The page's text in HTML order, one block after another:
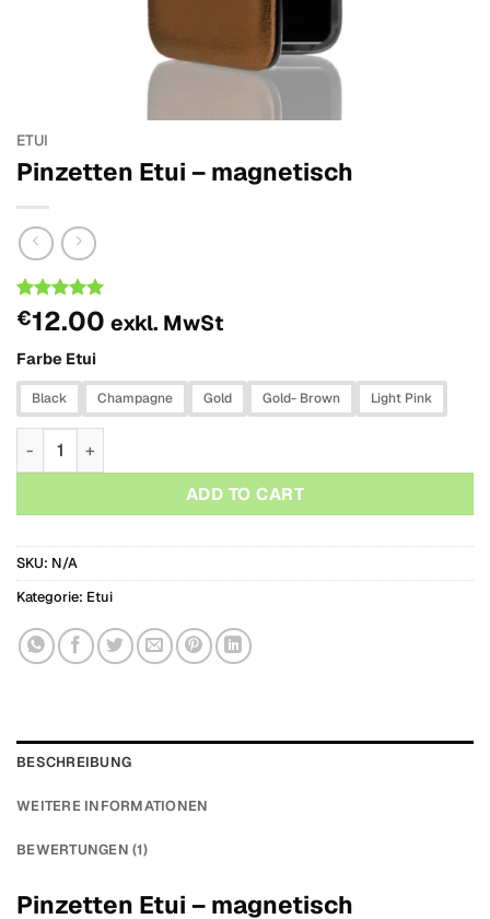
ETUI
Pinzetten Etui – magnetisch
Bemessungs
- 5out of
5 based on
1
customer
rating
€12.00 exkl. MwSt
Farbe Etui
Black Champagne Gold Gold- Brown Light Pink
Pinzetten Etui - magnetisch Menge
ADD TO CART
SKU: N/A
Kategorie: Etui
BESCHREIBUNG
WEITERE INFORMATIONEN
BEWERTUNGEN (1)
Pinzetten Etui – magnetisch